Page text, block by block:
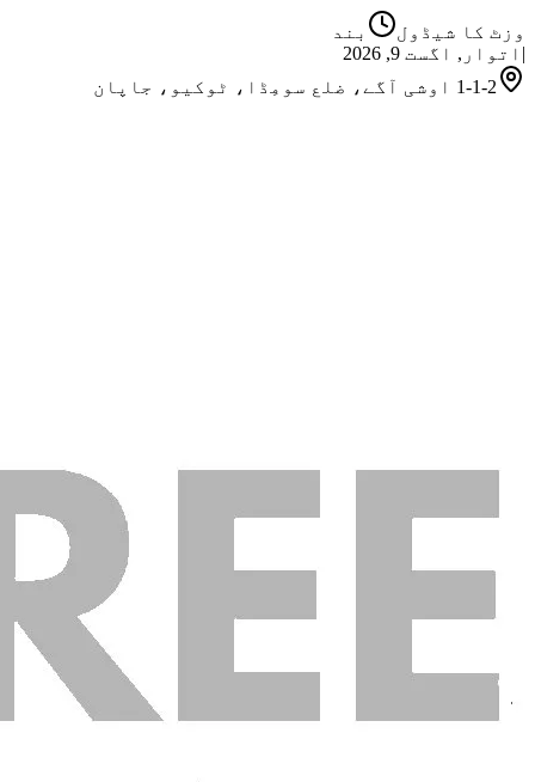
وزٹ کا شیڈول
بند
| اتوار, اگست 9, 2026
1-1-2 اوشی آگے، ضلع سومِڈا، ٹوکیو، جاپان